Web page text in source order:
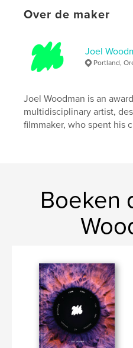
Hoofdcategorie: Zelfhulp
Fotografie
Projectoptie:
20×25 cm
ISBN
Paperback:
Datum publiceren:feb
Over de maker
Joel
Portland,
Joel Woodman is an
multidisciplinary artist,
filmmaker, who spent his
Boeken